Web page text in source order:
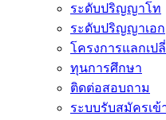
ระดับปริญญาโท
ระดับปริญญาเอก
โครงการแลกเป
ทุนการศึกษา
ติดต่อสอบถาม
ระบบรับสมัครเ